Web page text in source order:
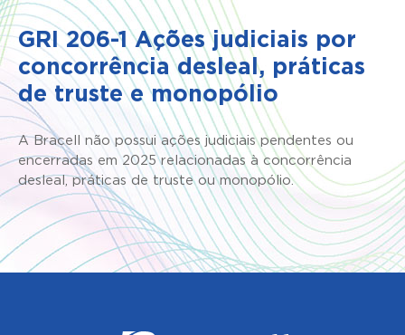
GRI 206-1 Ações judiciais por
concorrência desleal, práticas
de truste e monopólio
A Bracell não possui ações judiciais pendentes ou
encerradas em 2025 relacionadas à concorrência
desleal, práticas de truste ou monopólio.